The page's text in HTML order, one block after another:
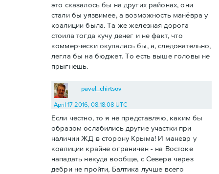
это сказалось бы на других районах, они
стали бы уязвимее, а возможность манёвра у
коалиции была. Та же железная дорога
стоила тогда кучу денег и не факт, что
коммерчески окупалась бы, а, следовательно,
легла бы на бюджет. То есть выше головы не
прыгнешь.
pavel_chirtsov
April 17 2016, 08:18:08 UTC
Если честно, то я не представляю, каким бы
образом ослабились другие участки при
наличии ЖД в сторону Крыма! И маневр у
коалиции крайне ограничен - на Востоке
нападать некуда вообще, с Севера через
дебри не пройти, Балтика лучше всего